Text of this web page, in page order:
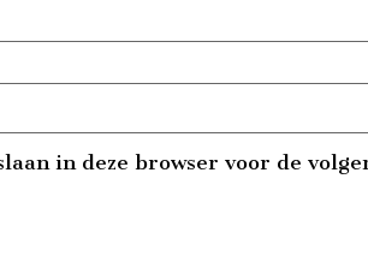
in deze browser voor de